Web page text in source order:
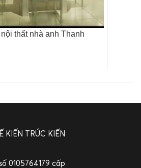
thất nhà anh Thanh
KIẾN TRÚC KIẾN
0105764179 cấp